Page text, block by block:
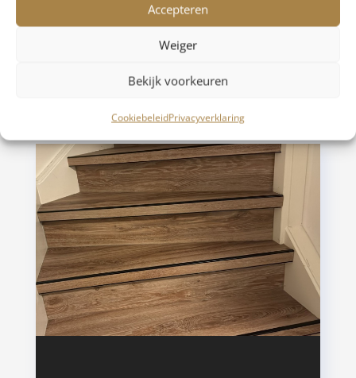
Accepteren
Weiger
Bekijk voorkeuren
CookiebeleidPrivacyverklaring